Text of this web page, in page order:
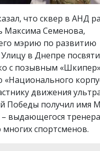
что сквер в АНД
Максима Семенова,
мэрию по развитию
в Днепре
с позывным
движения
Победы получил имя
выдающегося
спортсменов.